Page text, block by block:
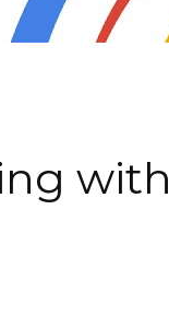
with